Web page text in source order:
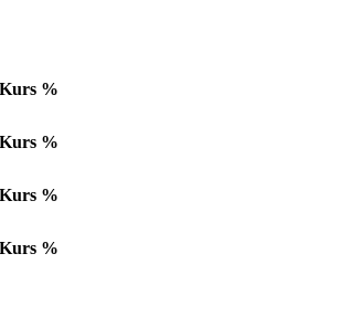
Kurs %
Kurs %
Kurs %
Kurs %